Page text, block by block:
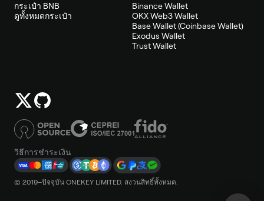
กระเป๋า BNB
ดูทั้งหมดกระเป๋า
Binance Wallet
OKX Web3 Wallet
Base Wallet (Coinbase Wallet)
Exodus Wallet
Trust Wallet
วิธีการชำระเงิน
© 2019–ปัจจุบัน ONEKEY LIMITED. สงวนสิทธิ์ทั้งหมด.